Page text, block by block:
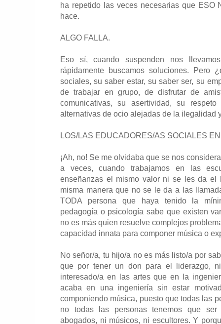
ha repetido las veces necesarias que
hace.
ALGO FALLA.
Eso sí, cuando suspenden nos
rápidamente buscamos soluciones. Pero
sociales, su saber estar, su saber ser, su
de trabajar en grupo, de disfrutar de
comunicativas, su asertividad, su
alternativas de ocio alejadas de la ilegalidad
LOS/LAS EDUCADORES/AS SOCIALES
¡Ah, no! Se me olvidaba que se nos
a veces, cuando trabajamos en las
enseñanzas el mismo valor ni se les da el
misma manera que no se le da a las
TODA persona que haya tenido la
pedagogía o psicología sabe que existen
no es más quien resuelve complejos
capacidad innata para componer música o
No señor/a, tu hijo/a no es más listo/a por
que por tener un don para el liderazgo,
interesado/a en las artes que en la
acaba en una ingeniería sin estar
componiendo música, puesto que todas las
no todas las personas tenemos que ser
abogados, ni músicos, ni escultores. Y